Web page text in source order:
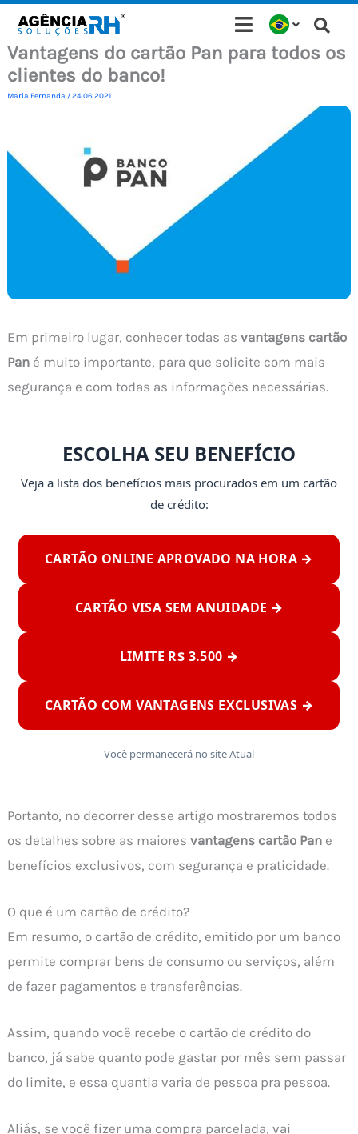
para
conteúdo
Vantagens do cartão Pan para todos os
clientes do banco!
Maria Fernanda /24.06.2021
Em primeiro lugar, conhecer todas asvantagens cartão
Pan é muito importante, para que solicite com mais
segurança e com todas as informações necessárias.
ESCOLHA SEU BENEFÍCIO
Veja a lista dos benefícios mais procurados em um cartão
de crédito:
CARTÃO ONLINE APROVADO NA HORA →
CARTÃO VISA SEM ANUIDADE →
LIMITE R$ 3.500 →
CARTÃO COM VANTAGENS EXCLUSIVAS →
Você permanecerá no site Atual
Portanto, no decorrer desse artigo mostraremos todos
os detalhes sobre as maioresvantagens cartão Pan e
benefícios exclusivos, com segurança e praticidade.
O que é um cartão de crédito?
Em resumo, o cartão de crédito, emitido por um banco
permite comprar bens de consumo ou serviços, além
de fazer pagamentos e transferências.
Assim, quando você recebe o cartão de crédito do
banco, já sabe quanto pode gastar por mês sem passar
do limite, e essa quantia varia de pessoa pra pessoa.
Aliás, se você fizer uma compra parcelada, vai